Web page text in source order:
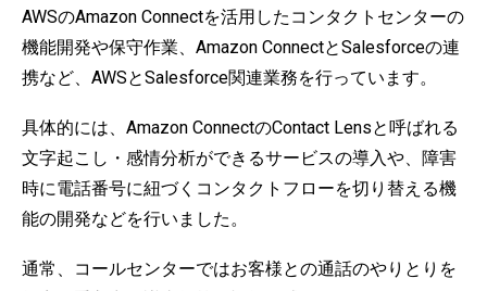
AWSのAmazon Connectを活用したコンタクトセンターの
機能開発や保守作業、Amazon ConnectとSalesforceの連
携など、AWSとSalesforce関連業務を行っています。
具体的には、Amazon ConnectのContact Lensと呼ばれる
文字起こし・感情分析ができるサービスの導入や、障害
時に電話番号に紐づくコンタクトフローを切り替える機
能の開発などを行いました。
通常、コールセンターではお客様との通話のやりとりを